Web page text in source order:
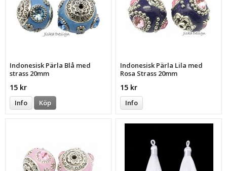
Indonesisk Pärla Blå med
strass 20mm
15 kr
Info Köp
Indonesisk Pärla Lila med
Rosa Strass 20mm
15 kr
Info